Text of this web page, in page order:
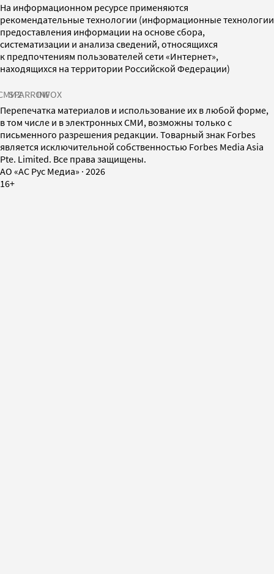
На информационном ресурсе применяются
рекомендательные технологии (информационные технологии
предоставления информации на основе сбора,
систематизации и анализа сведений, относящихся
к предпочтениям пользователей сети «Интернет»,
находящихся на территории Российской Федерации)
SPARROWINFOX
Перепечатка материалов и использование их в любой форме,
в том числе и в электронных СМИ, возможны только с
письменного разрешения редакции. Товарный знак Forbes
является исключительной собственностью Forbes Media Asia
Pte. Limited. Все права защищены.
AO «АС Рус Медиа» · 2026
16+